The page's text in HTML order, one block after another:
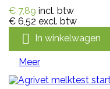
€ 7,89 incl. btw
€ 6,52 excl. btw
 In winkelwagen
Meer